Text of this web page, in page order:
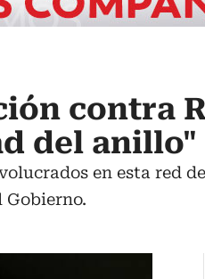
contra
del anillo"
en esta red
Gobierno.